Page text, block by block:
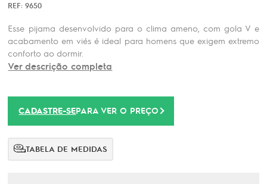
REF: 9650
Esse pijama desenvolvido para o clima ameno, com gola V e
acabamento em viés é ideal para homens que exigem extremo
conforto ao dormir.
Ver descrição completa
CADASTRE-SEPARA VER O PREÇO
TABELA DE MEDIDAS